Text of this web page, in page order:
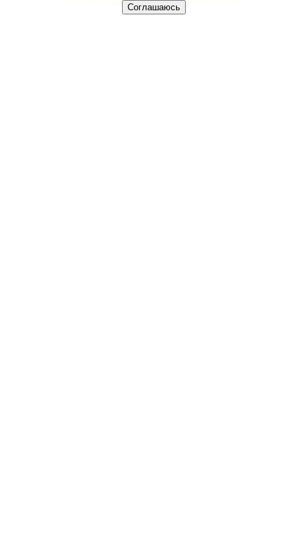
Соглашаюсь